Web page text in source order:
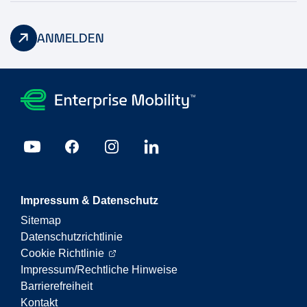
ANMELDEN
Impressum & Datenschutz
Sitemap
Datenschutzrichtlinie
Cookie Richtlinie
Impressum/Rechtliche Hinweise
Barrierefreiheit
Kontakt